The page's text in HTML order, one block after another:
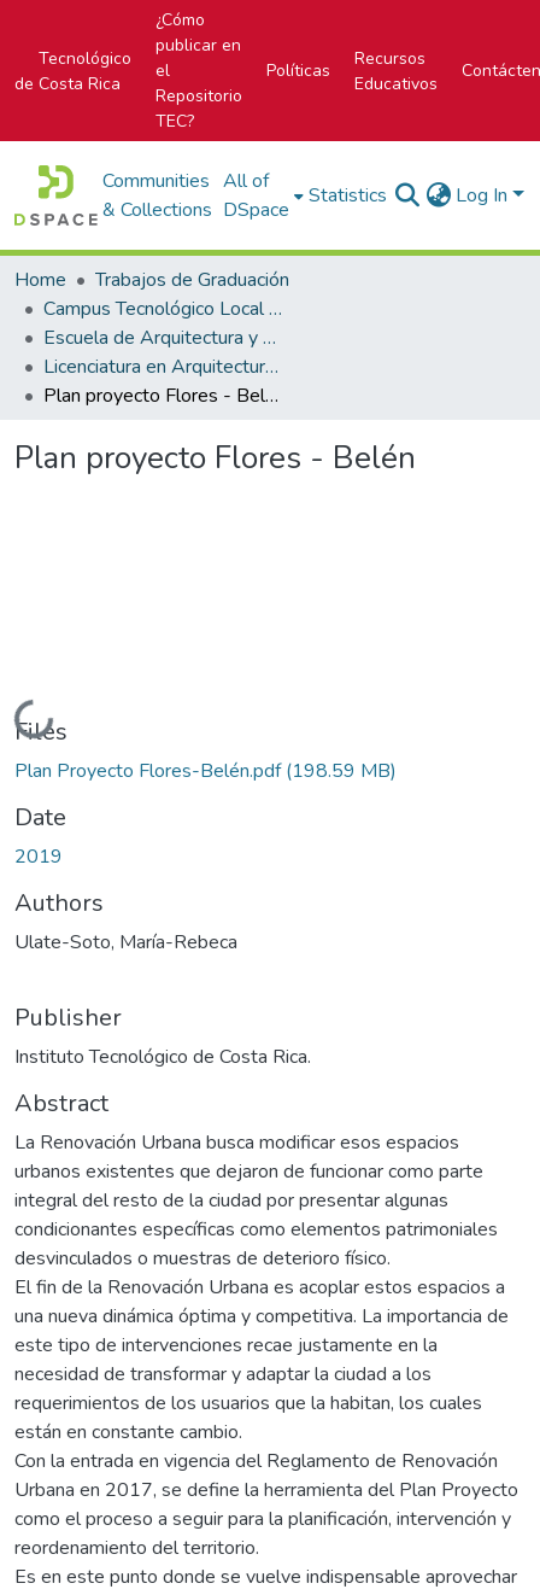
Tecnológico
de Costa Rica
¿Cómo
publicar en
el
Repositorio
TEC?
Políticas
Recursos
Educativos
Communities
& Collections
All of
DSpace
Statistics Log In
Home
Trabajos de Graduación
Campus Tecnológico Local San José
Escuela de Arquitectura y Urbanismo
Licenciatura en Arquitectura y Urbanismo
Plan proyecto Flores - Belén
Plan proyecto Flores - Belén
Loading...
Files
Plan Proyecto Flores-Belén.pdf(198.59 MB)
Date
2019
Authors
Ulate-Soto, María-Rebeca
Publisher
Instituto Tecnológico de Costa Rica.
Abstract
La Renovación Urbana busca modificar esos espacios
urbanos existentes que dejaron de funcionar como parte
integral del resto de la ciudad por presentar algunas
condicionantes específicas como elementos patrimoniales
desvinculados o muestras de deterioro físico.
El fin de la Renovación Urbana es acoplar estos espacios a
una nueva dinámica óptima y competitiva. La importancia de
este tipo de intervenciones recae justamente en la
necesidad de transformar y adaptar la ciudad a los
requerimientos de los usuarios que la habitan, los cuales
están en constante cambio.
Con la entrada en vigencia del Reglamento de Renovación
Urbana en 2017, se define la herramienta del Plan Proyecto
como el proceso a seguir para la planificación, intervención y
reordenamiento del territorio.
Es en este punto donde se vuelve indispensable aprovechar